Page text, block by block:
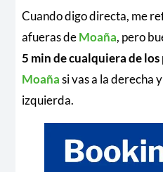
Cuando digo directa, me
afueras deMoaña, pero
5 min de cualquiera de
Moañasi vas a la derecha
izquierda.